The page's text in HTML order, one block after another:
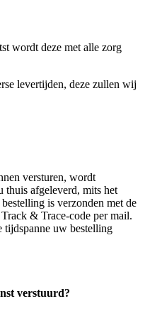
wordt deze met alle zorg
levertijden, deze zullen wij
versturen, wordt
thuis afgeleverd, mits het
is verzonden met de
& Trace-code per mail.
uw bestelling
verstuurd?